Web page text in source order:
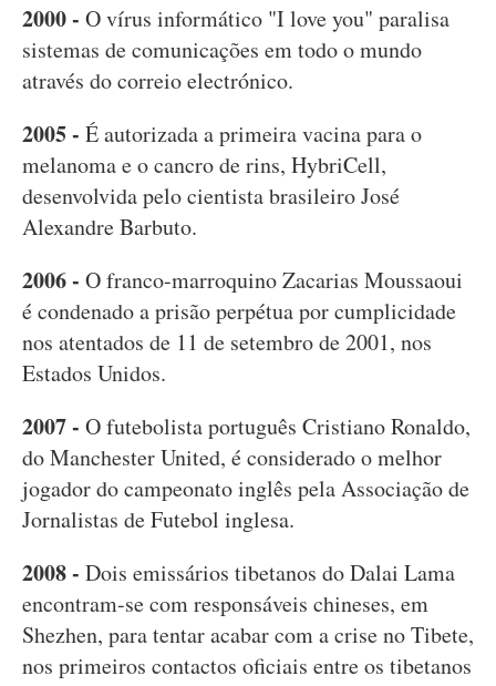
2000 - O vírus informático "I love you" paralisa
sistemas de comunicações em todo o mundo
através do correio electrónico.
2005 - É autorizada a primeira vacina para o
melanoma e o cancro de rins, HybriCell,
desenvolvida pelo cientista brasileiro José
Alexandre Barbuto.
2006 - O franco-marroquino Zacarias Moussaoui
é condenado a prisão perpétua por cumplicidade
nos atentados de 11 de setembro de 2001, nos
Estados Unidos.
2007 - O futebolista português Cristiano Ronaldo,
do Manchester United, é considerado o melhor
jogador do campeonato inglês pela Associação de
Jornalistas de Futebol inglesa.
2008 - Dois emissários tibetanos do Dalai Lama
encontram-se com responsáveis chineses, em
Shezhen, para tentar acabar com a crise no Tibete,
nos primeiros contactos oficiais entre os tibetanos